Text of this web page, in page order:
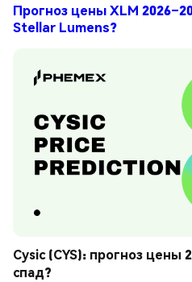
Прогноз цены XLM
Stellar Lumens?
Cysic (CYS): прогноз цены
спад?